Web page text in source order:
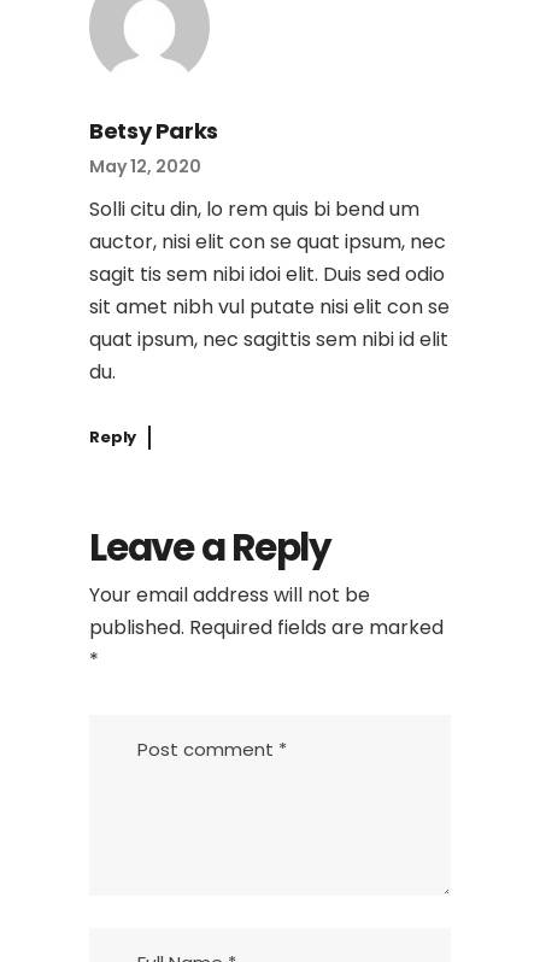
Betsy Parks
May 12, 2020
Solli citu din, lo rem quis bi bend um
auctor, nisi elit con se quat ipsum, nec
sagit tis sem nibi idoi elit. Duis sed odio
sit amet nibh vul putate nisi elit con se
quat ipsum, nec sagittis sem nibi id elit
du.
Reply
Leave a Reply
Your email address will not be
published. Required fields are marked
*